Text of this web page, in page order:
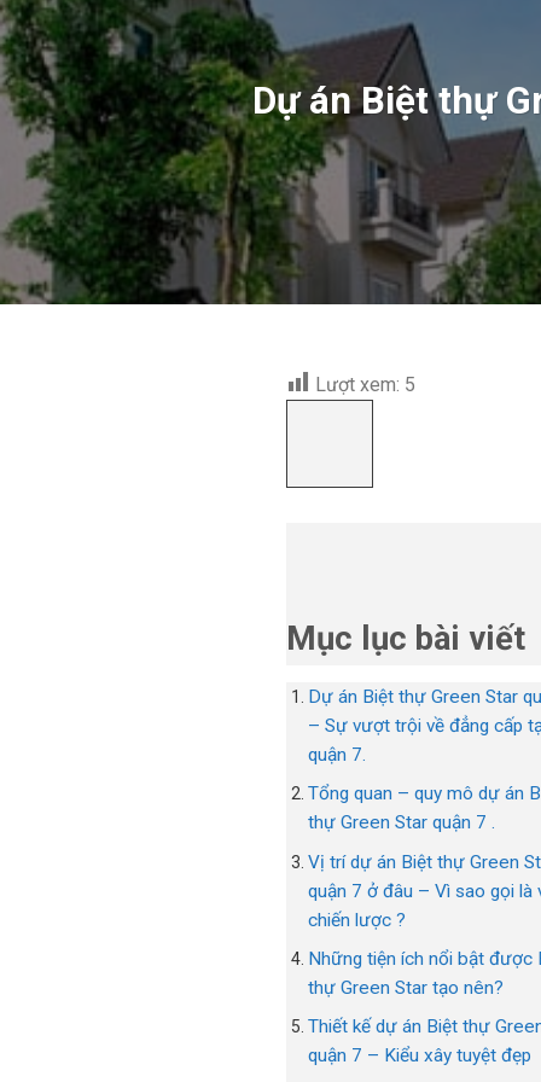
Dự án Biệt thự
Lượt xem: 5
Mục lục bài viết
Dự án Biệt thự Green Star
– Sự vượt trội về đẳng cấp
quận 7.
Tổng quan – quy mô dự án
thự Green Star quận 7 .
Vị trí dự án Biệt thự Green
quận 7 ở đâu – Vì sao gọi là
chiến lược ?
Những tiện ích nổi bật được
thự Green Star tạo nên?
Thiết kế dự án Biệt thự
quận 7 – Kiểu xây tuyệt đẹp